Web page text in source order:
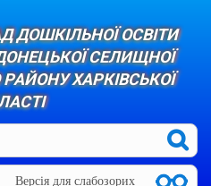
ДОШКІЛЬНОЇ ОСВІТИ
СЕЛИЩНОЇ
ХАРКІВСЬКОЇ
Версія для слабозорих